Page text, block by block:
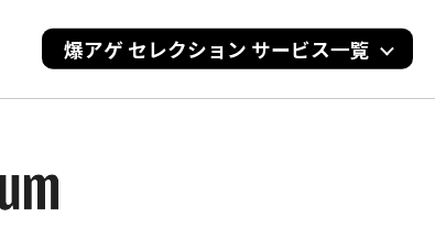
爆アゲ セレクション サービス一覧